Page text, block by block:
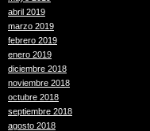
abril 2019
marzo 2019
febrero 2019
enero 2019
diciembre 2018
noviembre 2018
octubre 2018
septiembre 2018
agosto 2018